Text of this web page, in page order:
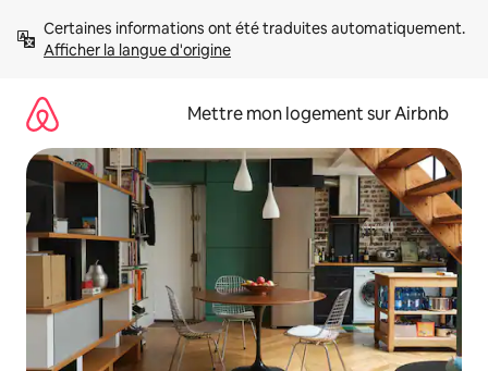
directement
Afficher la langue d'origine
Mettre mon logement sur Airbnb